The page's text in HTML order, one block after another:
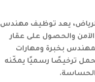
يعد توظيف مهندس
والحصول على عقار
بخبرة ومهارات
ترخيصًا رسميًا يمكّنه